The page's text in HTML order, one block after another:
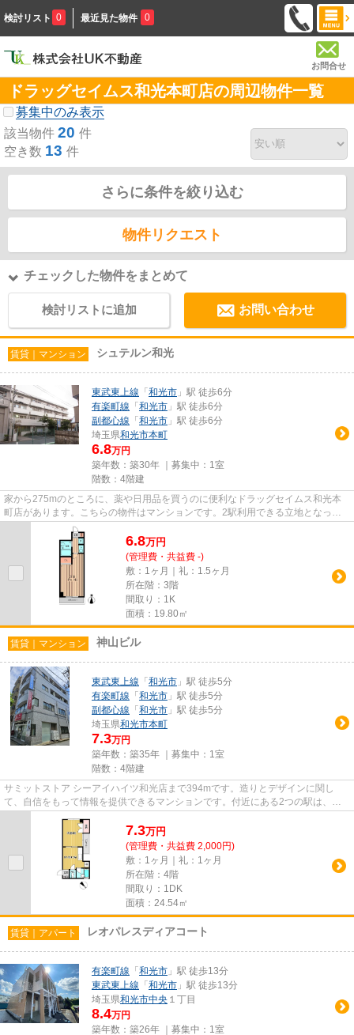
検討リスト 0 最近見た物件 0
お問合せ
ドラッグセイムス和光本町店の周辺物件一覧
募集中のみ表示
該当物件 20 件
空き数 13 件
さらに条件を絞り込む
物件リクエスト
チェックした物件をまとめて
検討リストに追加 お問い合わせ
賃貸｜マンション シュテルン和光
東武東上線 「 和光市 」駅 徒歩6分
有楽町線 「 和光市 」駅 徒歩6分
副都心線 「 和光市 」駅 徒歩6分
埼玉県和光市本町
6.8万円
築年数：築30年 ｜募集中： 1室
階数：4階建
家から275mのところに、薬や日用品を買うのに便利なドラッグセイムス和光本
町店があります。こちらの物件はマンションです。2駅利用できる立地となって
いて、アクセスが良いです。物件...
6.8万円
(管理費・共益費 -)
敷：1ヶ月｜礼：1.5ヶ月
所在階：3階
間取り：1K
面積：19.80㎡
賃貸｜マンション 神山ビル
東武東上線 「 和光市 」駅 徒歩5分
有楽町線 「 和光市 」駅 徒歩5分
副都心線 「 和光市 」駅 徒歩5分
埼玉県和光市本町
7.3万円
築年数：築35年 ｜募集中： 1室
階数：4階建
サミットストア シーアイハイツ和光店まで394mです。造りとデザインに関し
て、自信をもって情報を提供できるマンションです。付近にある2つの駅は、用
7.3万円
(管理費・共益費 2,000円)
敷：1ヶ月｜礼：1ヶ月
所在階：4階
間取り：1DK
面積：24.54㎡
賃貸｜アパート レオパレスディアコート
有楽町線 「 和光市 」駅 徒歩13分
東武東上線 「 和光市 」駅 徒歩13分
埼玉県和光市中央 １丁目
8.4万円
築年数：築26年 ｜募集中： 1室